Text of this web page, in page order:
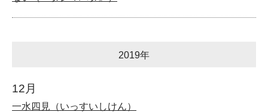
2019年
12月
一水四見（いっすいしけん）